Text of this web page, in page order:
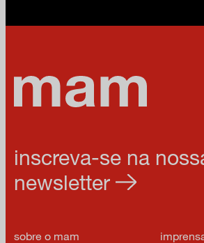
inscreva-se na
newsletter
sobre o mam